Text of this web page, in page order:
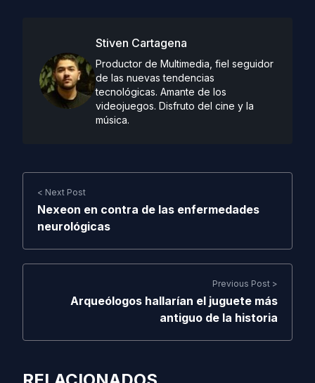
Stiven Cartagena
Productor de Multimedia, fiel seguidor
de las nuevas tendencias
tecnológicas. Amante de los
videojuegos. Disfruto del cine y la
música.
< Next Post
Nexeon en contra de las enfermedades
neurológicas
Previous Post >
Arqueólogos hallarían el juguete más
antiguo de la historia